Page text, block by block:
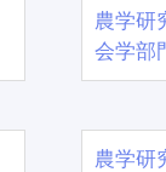
農学
会学部
農学